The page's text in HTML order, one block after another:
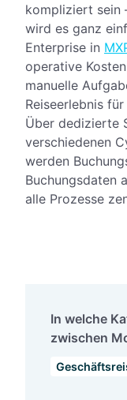
kompliziert sein
wird es ganz
Enterprise in
operative
manuelle
Reiseerlebnis
Über dedizierte
verschiedenen
werden
Buchungsdaten
alle Prozesse
In welche
zwischen